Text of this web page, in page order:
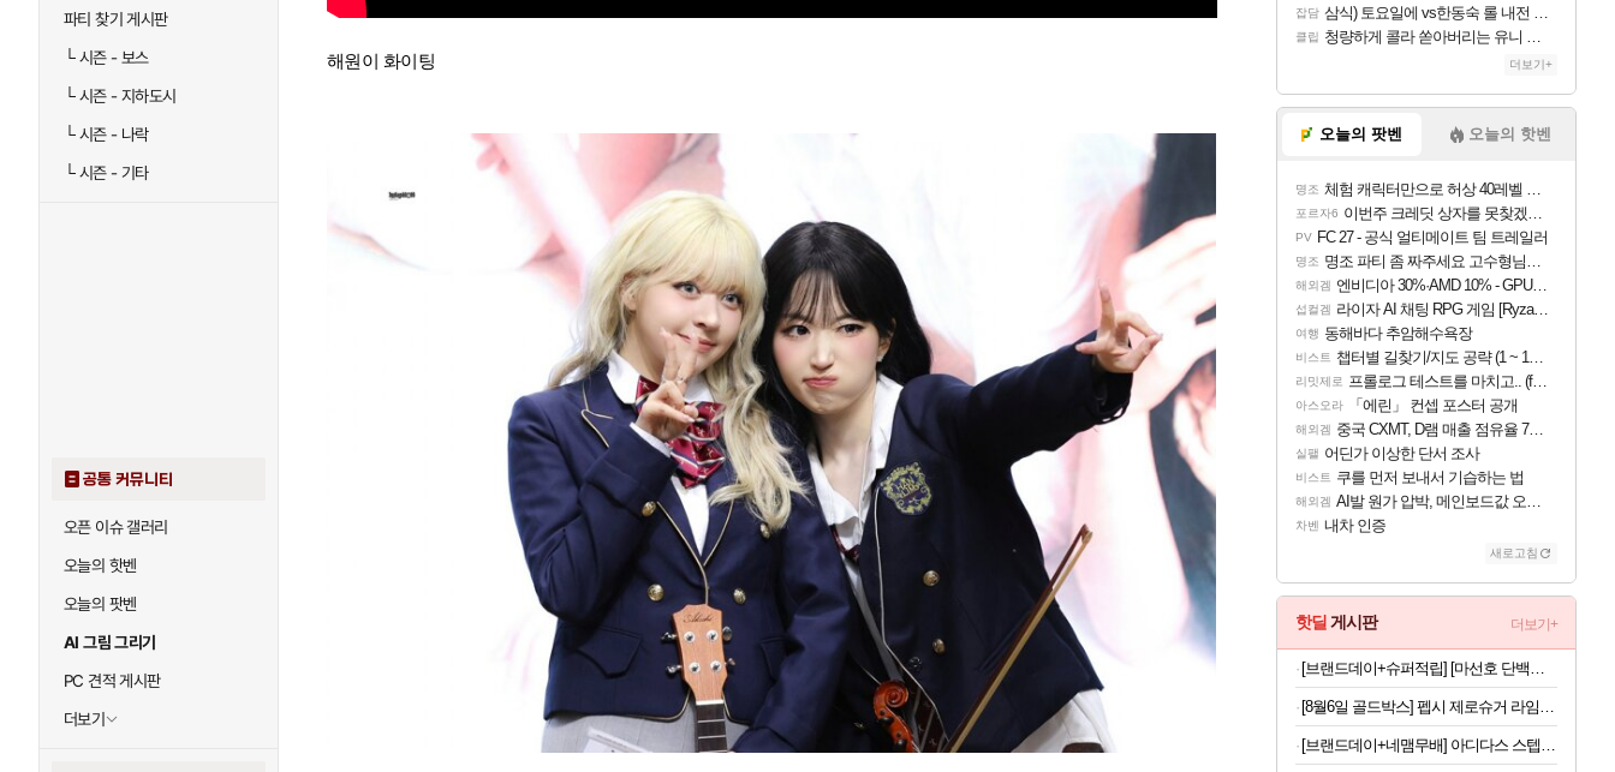
파티 찾기 게시판
└시즌 - 보스
└시즌 - 지하도시
└시즌 - 나락
└시즌 - 기타
공통 커뮤니티
오픈 이슈 갤러리
오늘의 핫벤
오늘의 팟벤
AI 그림 그리기
PC 견적 게시판
더보기
해원이 화이팅
잡담 삼식) 토요일에 vs한동숙 롤 내전 예정
클립 청량하게 콜라 쏟아버리는 유니 ㅋㅋㅋ
더보기+
오늘의 팟벤 오늘의 핫벤
명조 체험 캐릭터만으로 허상 40레벨 하이와티아 5분 컷!｜에이메스·린네·모니에 명함
포르자6 이번주 크레딧 상자를 못찾겠어요
PV FC 27 - 공식 얼티메이트 팀 트레일러
명조 명조 파티 좀 짜주세요 고수형님들…
해외겜 엔비디아 30%·AMD 10% - GPU 공급가 인상 보도
섭컬겜 라이자 AI 채팅 RPG 게임 [RyzaChat: AI] 공개
여행 동해바다 추암해수욕장
비스트 챕터별 길찾기/지도 공략 (1 ~ 12장)
리밋제로 프롤로그 테스트를 마치고.. (feat. 리아)
아스오라 「에린」 컨셉 포스터 공개
해외겜 중국 CXMT, D램 매출 점유율 7%…글로벌 4위로 부상
실팰 어딘가 이상한 단서 조사
비스트 쿠를 먼저 보내서 기습하는 법
해외겜 AI발 원가 압박, 메인보드값 오르나
차벤 내차 인증
새로고침
핫딜 게시판 더보기+